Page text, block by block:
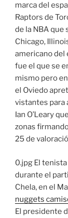
marca del
Raptors de
de la NBA que
Chicago,
americano del
fue el que se
mismo pero
el Oviedo
vistantes para
Ian O’Leary
zonas
25 de
0.jpg El
durante el
Chela, en el
nuggets
El presidente